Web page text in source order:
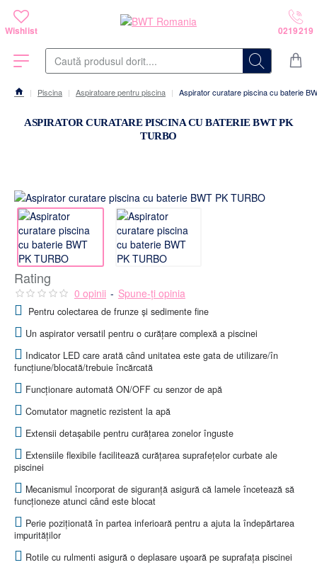
Caută
dorit....
ASPIRATOR CURATARE PISCINA CU BATERIE BWT PK
TURBO
home
Piscina Aspiratoare pentru piscina Aspirator curatare piscina cu baterie
Pentru colectarea de frunze și sedimente fine
Un aspirator versatil pentru o curățare complexă a piscinei
Indicator LED care arată când unitatea este gata de utilizare/în
funcțiune/blocată/trebuie încărcată
Funcționare automată ON/OFF cu senzor de apă
Comutator magnetic rezistent la apă
Extensii detașabile pentru curățarea zonelor înguste
Extensiile flexibile facilitează curățarea suprafețelor curbate ale
piscinei
Mecanismul încorporat de siguranță asigură că lamele încetează să
funcționeze atunci când este blocat
Perie poziționată în partea inferioară pentru a ajuta la îndepărtarea
impurităților
Rotile cu rulmenti asigură o deplasare ușoară pe suprafața piscinei
Rating
0 opinii - Spune-ţi opinia